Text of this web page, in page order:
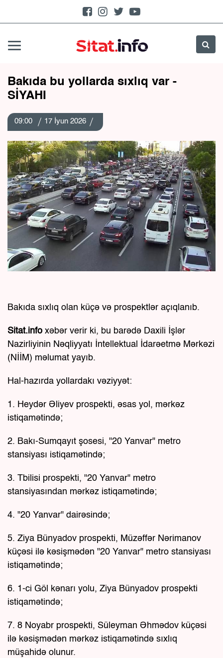
Bakıda bu yollarda sıxlıq var -
SİYAHI
09:00 17 İyun 2026
Bakıda sıxlıq olan küçə və prospektlər açıqlanıb.
Sitat.info xəbər verir ki, bu barədə Daxili İşlər
Nazirliyinin Nəqliyyatı İntellektual İdarəetmə Mərkəzi
(NİİM) məlumat yayıb.
Hal-hazırda yollardakı vəziyyət:
1. Heydər Əliyev prospekti, əsas yol, mərkəz
istiqamətində;
2. Bakı-Sumqayıt şosesi, "20 Yanvar" metro
stansiyası istiqamətində;
3. Tbilisi prospekti, "20 Yanvar" metro
stansiyasından mərkəz istiqamətində;
4. "20 Yanvar" dairəsində;
5. Ziya Bünyadov prospekti, Müzəffər Nərimanov
küçəsi ilə kəsişmədən "20 Yanvar" metro stansiyası
istiqamətində;
6. 1-ci Göl kənarı yolu, Ziya Bünyadov prospekti
istiqamətində;
7. 8 Noyabr prospekti, Süleyman Əhmədov küçəsi
ilə kəsişmədən mərkəz istiqamətində sıxlıq
müşahidə olunur.